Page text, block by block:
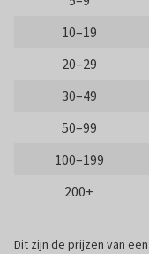
10–19
20–29
30–49
50–99
100–199
200+
Dit zijn de prijzen van